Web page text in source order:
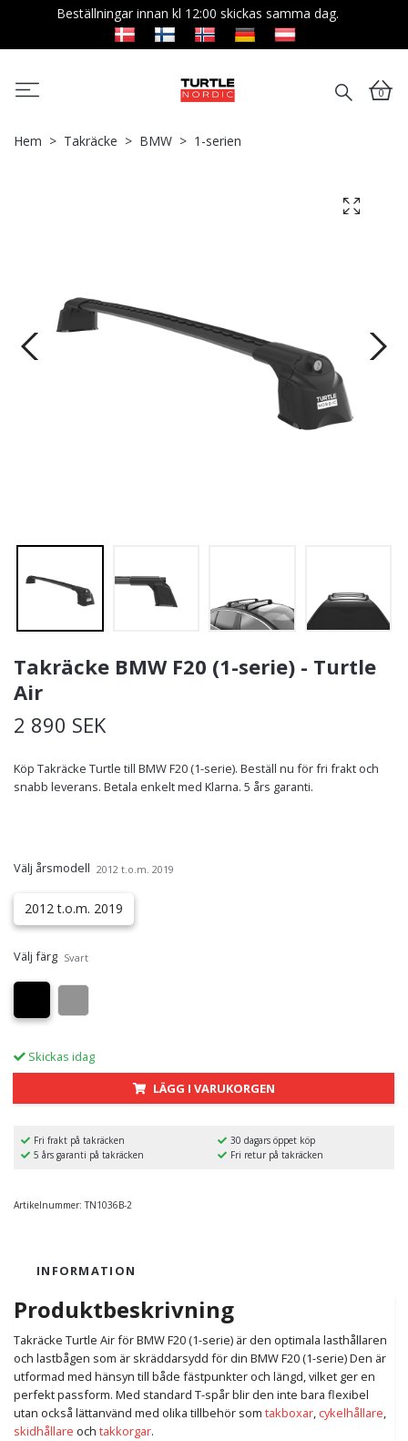
Beställningar innan kl 12:00 skickas samma dag.
0
Hem Takräcke BMW 1-serien
Takräcke BMW F20 (1-serie) - Turtle
Air
2 890 SEK
Köp Takräcke Turtle till BMW F20 (1-serie). Beställ nu för fri frakt och
snabb leverans. Betala enkelt med Klarna. 5 års garanti.
Välj årsmodell 2012 t.o.m. 2019
2012 t.o.m. 2019
Välj färg Svart
Skickas idag
LÄGG I VARUKORGEN
Fri frakt på takräcken
30 dagars öppet köp
5 års garanti på takräcken
Fri retur på takräcken
Artikelnummer: TN1036B-2
INFORMATION
Produktbeskrivning
Takräcke Turtle Air för BMW F20 (1-serie) är den optimala lasthållaren
och lastbågen som är skräddarsydd för din BMW F20 (1-serie) Den är
utformad med hänsyn till både fästpunkter och längd, vilket ger en
perfekt passform. Med standard T-spår blir den inte bara flexibel
utan också lättanvänd med olika tillbehör som takboxar, cykelhållare,
skidhållare och takkorgar.